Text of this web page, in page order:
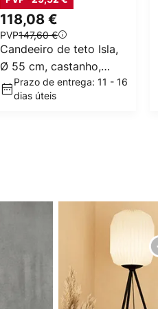
118,08 €
PVP147,60 €
Candeeiro de teto Isla,
Ø 55 cm, castanho,
bege, bambu, aço
Prazo de entrega: 11 - 16
dias úteis